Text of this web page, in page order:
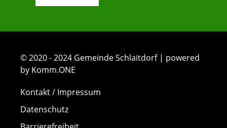
© 2020 - 2024 Gemeinde Schlaitdorf | powered
by Komm.ONE
Kontakt / Impressum
Datenschutz